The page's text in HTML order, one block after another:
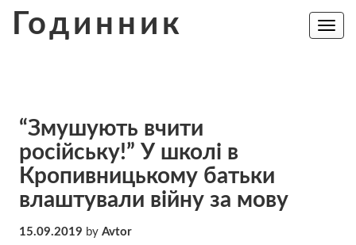
Годинник
Toggle
“Змушують вчити
російську!” У школі в
Кропивницькому батьки
влаштували війну за мову
15.09.2019 by Avtor